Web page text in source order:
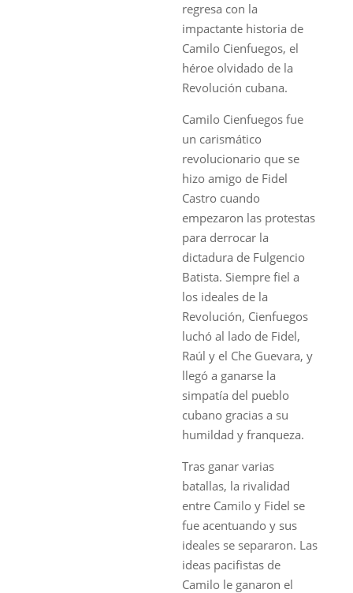
regresa con la
impactante historia de
Camilo Cienfuegos, el
héroe olvidado de la
Revolución cubana.
Camilo Cienfuegos fue
un carismático
revolucionario que se
hizo amigo de Fidel
Castro cuando
empezaron las protestas
para derrocar la
dictadura de Fulgencio
Batista. Siempre fiel a
los ideales de la
Revolución, Cienfuegos
luchó al lado de Fidel,
Raúl y el Che Guevara, y
llegó a ganarse la
simpatía del pueblo
cubano gracias a su
humildad y franqueza.
Tras ganar varias
batallas, la rivalidad
entre Camilo y Fidel se
fue acentuando y sus
ideales se separaron. Las
ideas pacifistas de
Camilo le ganaron el